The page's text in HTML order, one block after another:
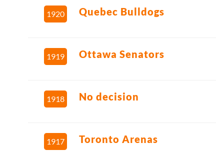
1920 Quebec Bulldogs
1919 Ottawa Senators
1918 No decision
1917 Toronto Arenas